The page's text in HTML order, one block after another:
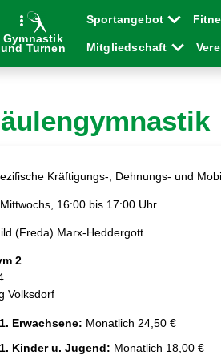
Gymnastik
und Turnen
Sportangebot
Mitgliedschaft
Kräftigungs-, Dehnungs- und
Mittwochs, 16:00 bis 17:00 Uhr
(Freda) Marx-Heddergott
2
Volksdorf
Erwachsene: Monatlich 24,50 €
Kinder u. Jugend: Monatlich 18,00 €